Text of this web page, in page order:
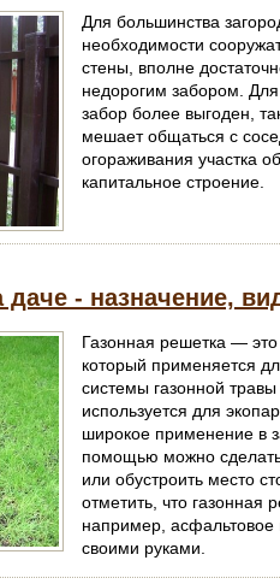
Для большинства
необходимости
стены, вполне
недорогим забором. Для
забор более выгоден,
мешает общаться с
огораживания участка
капитальное строение.
даче - назначение,
Газонная решетка —
который применяется
системы газонной
используется для
широкое применение в
помощью можно
или обустроить место
отметить, что газонная
например,
своими руками.